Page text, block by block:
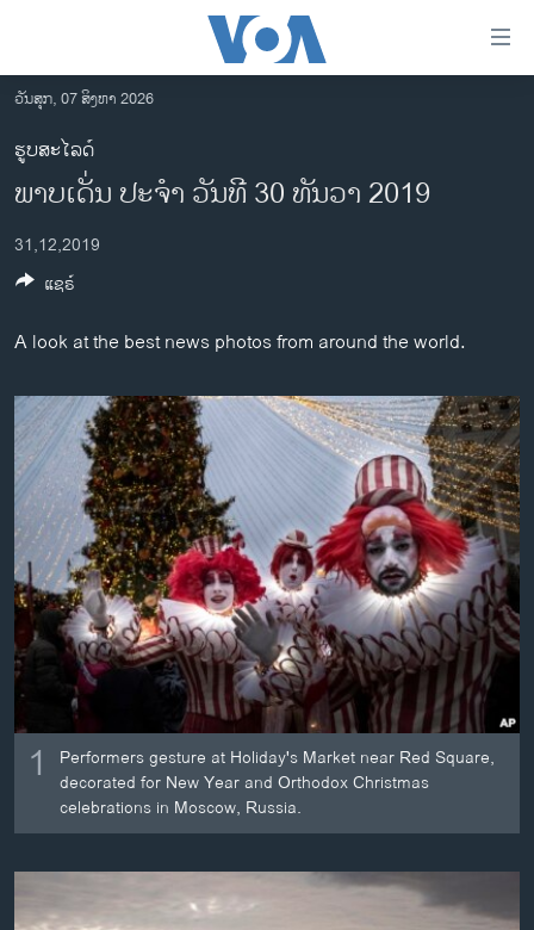
ເຂົ້າ
ຫາ
ຂ້າມ
ຂ້າມ
ໄປ
ຫາ
ຄົ້ນ
ລາວ
ອາເມຣິກາ
ການເລືອກຕັ້ງ ປະທານາທີບໍດີ ສະຫະລັດ 2024
ຂ່າວ​ຈີນ
ໂລກ
ອິດສະຫຼະພາບດ້ານການຂ່າວ
ຊີວິດຊາວລາວ
ຊຸມຊົນຊາວລາວ
ວິທະຍາສາດ-ເທັກໂນໂລຈີ
ທຸລະກິດ
ພາສາອັງກິດ
ວີດີໂອ
ສຽງ
ລາຍການກະຈາຍສຽງ
ລາຍງານ
ຕິດຕາມພວກເຮົາ ທີ່
ພາສາຕ່າງໆ
ວັນສຸກ, 07 ສິງຫາ 2026
ຮູບສະໄລດ໌
​ພາບ​ເດັ່ນ ປະ​ຈຳ ວັນ​ທີ 30 ທັນ​ວາ 2019
31,12,2019
A look at the best news photos from around the world.
1
Performers gesture at Holiday's Market near Red Square,
decorated for New Year and Orthodox Christmas
celebrations in Moscow, Russia.
ແຊຣ໌